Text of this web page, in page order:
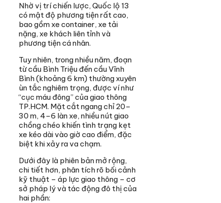
Nhờ vị trí chiến lược, Quốc lộ 13
có mật độ phương tiện rất cao,
bao gồm xe container, xe tải
nặng, xe khách liên tỉnh và
phương tiện cá nhân.
Tuy nhiên, trong nhiều năm, đoạn
từ cầu Bình Triệu đến cầu Vĩnh
Bình (khoảng 6 km) thường xuyên
ùn tắc nghiêm trọng, được ví như
“cục máu đông” của giao thông
TP.HCM. Mặt cắt ngang chỉ 20–
30 m, 4–6 làn xe, nhiều nút giao
chồng chéo khiến tình trạng kẹt
xe kéo dài vào giờ cao điểm, đặc
biệt khi xảy ra va chạm.
Dưới đây là phiên bản mở rộng,
chi tiết hơn, phân tích rõ bối cảnh
kỹ thuật – áp lực giao thông – cơ
sở pháp lý và tác động đô thị của
hai phần: